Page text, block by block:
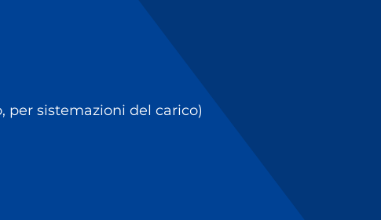
per sistemazioni del carico)